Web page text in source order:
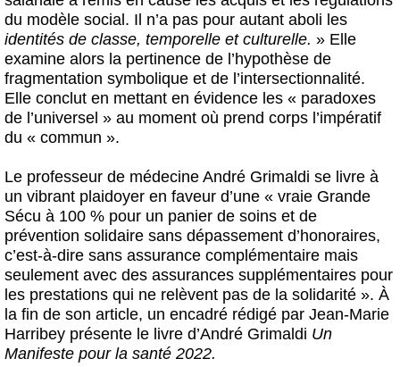
du modèle social. Il n’a pas pour autant aboli les
identités de classe, temporelle et culturelle. » Elle
examine alors la pertinence de l’hypothèse de
fragmentation symbolique et de l’intersectionnalité.
Elle conclut en mettant en évidence les « paradoxes
de l’universel » au moment où prend corps l’impératif
du « commun ».
Le professeur de médecine André Grimaldi se livre à
un vibrant plaidoyer en faveur d’une « vraie Grande
Sécu à 100 % pour un panier de soins et de
prévention solidaire sans dépassement d’honoraires,
c’est-à-dire sans assurance complémentaire mais
seulement avec des assurances supplémentaires pour
les prestations qui ne relèvent pas de la solidarité ». À
la fin de son article, un encadré rédigé par Jean-Marie
Harribey présente le livre d’André Grimaldi Un
Manifeste pour la santé 2022.